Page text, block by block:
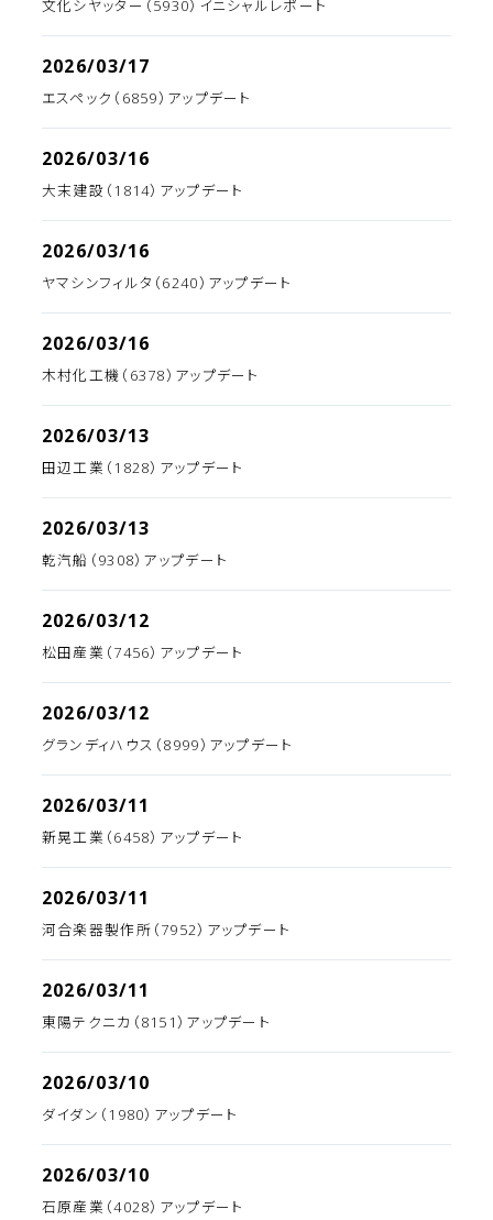
文化シヤッター（5930）イニシャルレポート
2026/03/17
エスペック（6859）アップデート
2026/03/16
大末建設（1814）アップデート
2026/03/16
ヤマシンフィルタ（6240）アップデート
2026/03/16
木村化工機（6378）アップデート
2026/03/13
田辺工業（1828）アップデート
2026/03/13
乾汽船（9308）アップデート
2026/03/12
松田産業（7456）アップデート
2026/03/12
グランディハウス（8999）アップデート
2026/03/11
新晃工業（6458）アップデート
2026/03/11
河合楽器製作所（7952）アップデート
2026/03/11
東陽テクニカ（8151）アップデート
2026/03/10
ダイダン（1980）アップデート
2026/03/10
石原産業（4028）アップデート